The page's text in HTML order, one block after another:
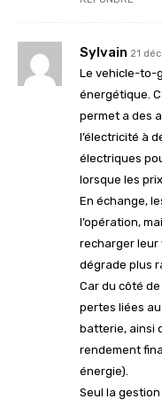
Sylvain 21
Le vehicle-to-
énergétique.
permet a des
l’électricité à
électriques
lorsque les
En échange,
l’opération,
recharger leur
dégrade plus
Car du côté
pertes liées
batterie, ainsi
rendement
énergie).
Seul la